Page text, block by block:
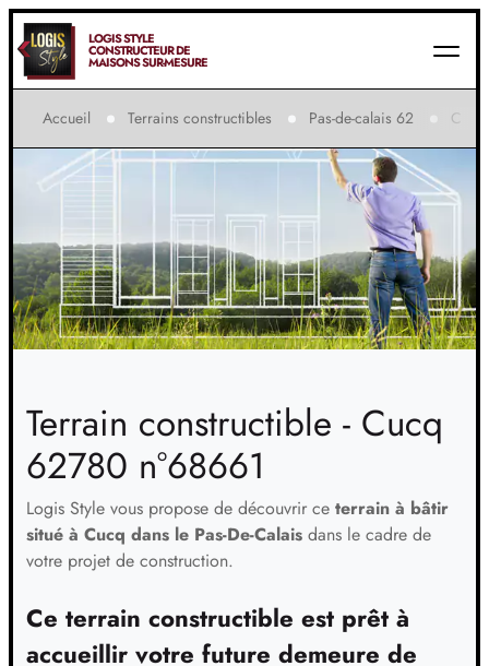
LOGIS STYLE
CONSTRUCTEUR DE
MAISONS SUR-MESURE
Accueil Terrains constructibles Pas-de-calais 62 Cucq
Terrain constructible - Cucq
62780 n°68661
Logis Style vous propose de découvrir ce terrain à bâtir
situé à Cucq dans le Pas-De-Calais dans le cadre de
votre projet de construction.
Ce terrain constructible est prêt à
accueillir votre future demeure de